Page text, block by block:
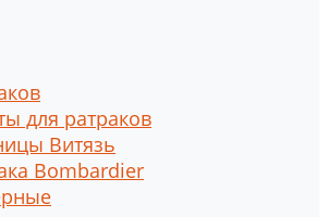
для ратраков
Витязь
Bombardier